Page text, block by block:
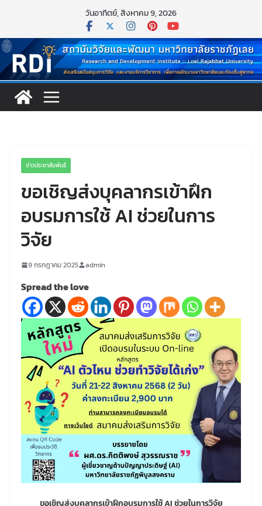
content
วันอาทิตย์, สิงหาคม 9, 2026
ข่าวประชาสัมพันธ์
ขอเชิญส่งบุคลากรเข้าฝึก
อบรมการใช้ AI ช่วยในการ
วิจัย
9 กรกฎาคม 2025 admin
Spread the love